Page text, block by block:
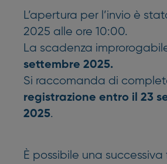
L’apertura per l’invio è
2025 alle ore 10:00.
La scadenza
settembre 2025.
Si raccomanda di
registrazione entro il 23
2025.
È possibile una successiva